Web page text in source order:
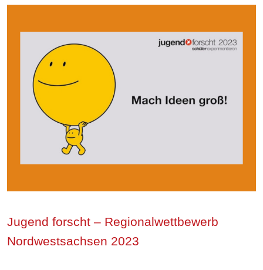
Jugend forscht – Regionalwettbewerb
Nordwestsachsen 2023